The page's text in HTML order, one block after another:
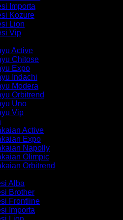
Importa
Kozure
Lion
Vip
Active
Chitose
Expo
Indachi
Modera
Orbitrend
Uno
Vip
Active
Expo
Napolly
Olimpic
Orbitrend
Alba
Brother
Frontline
Importa